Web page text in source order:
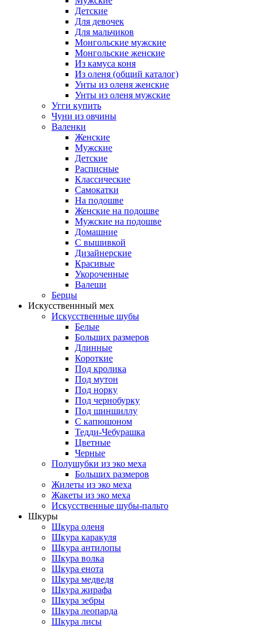
Детские
Для девочек
Для мальчиков
Монгольские мужские
Монгольские женские
Из камуса коня
Из оленя (общий каталог)
Унты из оленя женские
Унты из оленя мужские
Угги купить
Чуни из овчины
Валенки
Женские
Мужские
Детские
Расписные
Классические
Самокатки
На подошве
Женские на подошве
Мужские на подошве
Домашние
С вышивкой
Дизайнерские
Красивые
Укороченные
Валеши
Берцы
Искусственнный мех
Искусственные шубы
Белые
Больших размеров
Длинные
Короткие
Под кролика
Под мутон
Под норку
Под чернобурку
Под шиншиллу
С капюшоном
Тедди-Чебурашка
Цветные
Черные
Полушубки из эко меха
Больших размеров
Жилеты из эко меха
Жакеты из эко меха
Искусственные шубы-пальто
Шкуры
Шкура оленя
Шкура каракуля
Шкура антилопы
Шкура волка
Шкура енота
Шкура медведя
Шкура жирафа
Шкура зебры
Шкура леопарда
Шкура лисы